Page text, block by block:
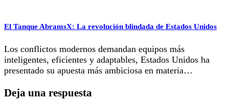
El Tanque AbramsX: La revolución blindada de Estados Unidos
Los conflictos modernos demandan equipos más
inteligentes, eficientes y adaptables, Estados Unidos ha
presentado su apuesta más ambiciosa en materia…
Deja una respuesta